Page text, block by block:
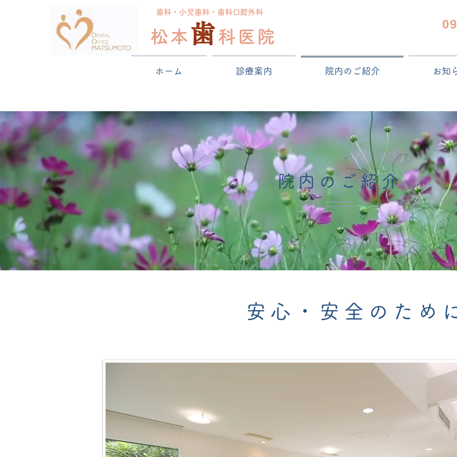
松本 歯科医院
歯科・小児歯科・歯科口腔外科
ホーム 診療案内 院内のご紹介 お知
院内のご紹介
安心・安全のため